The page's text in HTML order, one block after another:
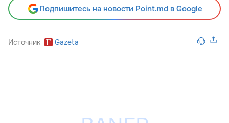
Подпишитесь на новости Point.md в Google
Источник Gazeta